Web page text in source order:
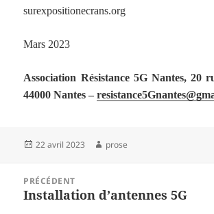
surexpositionecrans.org
Mars 2023
Association Résistance 5G Nantes,20
44000 Nantes –resis
Publié
22 avril 2023 Auteur
prose
l’article
PRÉCÉDENT
Article
Installation d’antennes 5G